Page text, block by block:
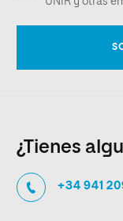
¿Tienes
+34 941